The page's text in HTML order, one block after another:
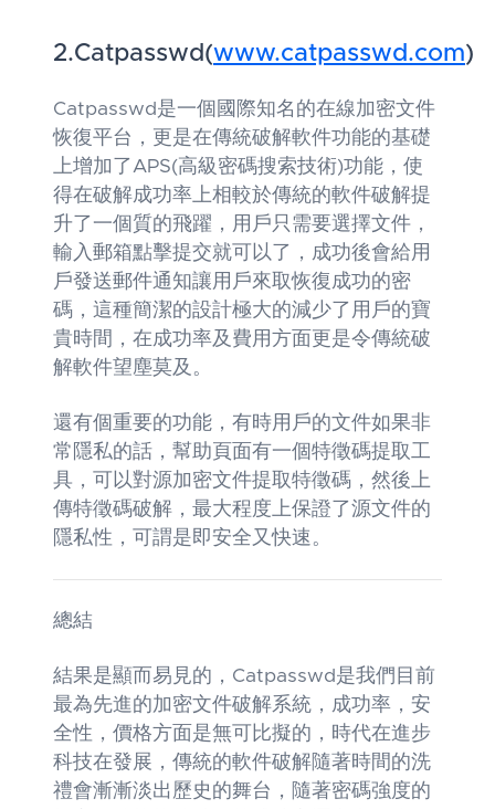
2.Catpasswd(www.catpasswd.com)
Catpasswd是一個國際知名的在線加密文件
恢復平台，更是在傳統破解軟件功能的基礎
上增加了APS(高級密碼搜索技術)功能，使
得在破解成功率上相較於傳統的軟件破解提
升了一個質的飛躍，用戶只需要選擇文件，
輸入郵箱點擊提交就可以了，成功後會給用
戶發送郵件通知讓用戶來取恢復成功的密
碼，這種簡潔的設計極大的減少了用戶的寶
貴時間，在成功率及費用方面更是令傳統破
解軟件望塵莫及。
還有個重要的功能，有時用戶的文件如果非
常隱私的話，幫助頁面有一個特徵碼提取工
具，可以對源加密文件提取特徵碼，然後上
傳特徵碼破解，最大程度上保證了源文件的
隱私性，可謂是即安全又快速。
總結
結果是顯而易見的，Catpasswd是我們目前
最為先進的加密文件破解系統，成功率，安
全性，價格方面是無可比擬的，時代在進步
科技在發展，傳統的軟件破解隨著時間的洗
禮會漸漸淡出歷史的舞台，隨著密碼強度的